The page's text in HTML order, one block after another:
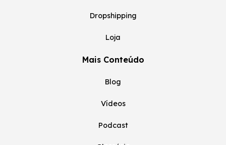
Dropshipping
Loja
Mais Conteúdo
Blog
Vídeos
Podcast